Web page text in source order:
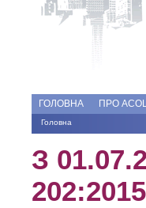
ГОЛОВНА ПРО
Ви є тут
Головна
З
202:2015